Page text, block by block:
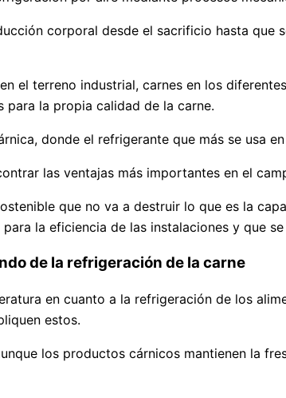
corporal desde el sacrificio hasta que
el terreno industrial, carnes en los
para la propia calidad de la carne.
donde el refrigerante que más se usa
las ventajas más importantes en el
que no va a destruir lo que es la
la eficiencia de las instalaciones y que
de la refrigeración de la carne
en cuanto a la refrigeración de los
estos.
los productos cárnicos mantienen la